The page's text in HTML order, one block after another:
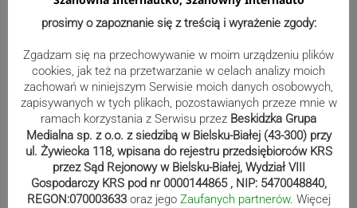
Więcej
Miasto inwestuje w elektryczne
autobusy i energię ze słońca. Zielona
przyszłość Cieszyna
prosimy o zapoznanie się z treścią i wyrażenie zgody:
Zgadzam się na przechowywanie w moim urządzeniu plików
cookies, jak też na przetwarzanie w celach analizy moich
zachowań w niniejszym Serwisie moich danych osobowych,
zapisywanych w tych plikach, pozostawianych przeze mnie w
ramach korzystania z Serwisu przez Beskidzka Grupa
Medialna sp. z o.o. z siedzibą w Bielsku-Białej (43-300) przy
ul. Żywiecka 118, wpisana do rejestru przedsiębiorców KRS
przez Sąd Rejonowy w Bielsku-Białej, Wydział VIII
Gospodarczy KRS pod nr 0000144865 , NIP: 5470048840,
REGON:070003633 oraz jego Zaufanych partnerów. Więcej